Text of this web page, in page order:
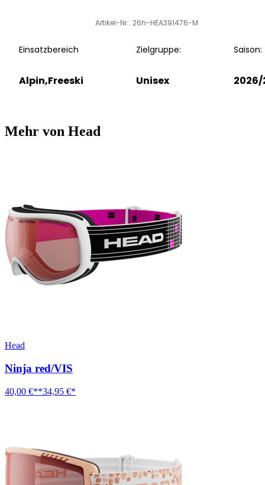
Artikel-Nr.: 26h-HEA391476-M
Einsatzbereich
Alpin,Freeski
Zielgruppe:
Unisex
Saison:
2026/
Mehr von Head
Head
Ninja red/VIS
40,00 €**34,95 €*